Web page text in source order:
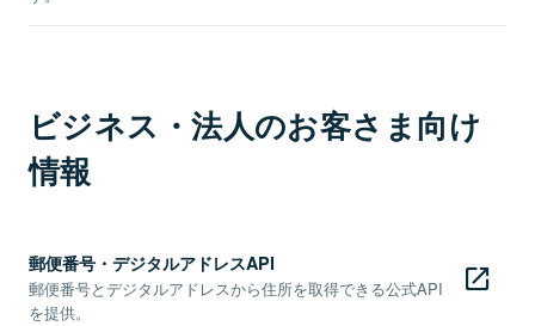
ビジネス・法人のお客さま向け
情報
郵便番号・デジタルアドレスAPI
郵便番号とデジタルアドレスから住所を取得できる公式API
を提供。